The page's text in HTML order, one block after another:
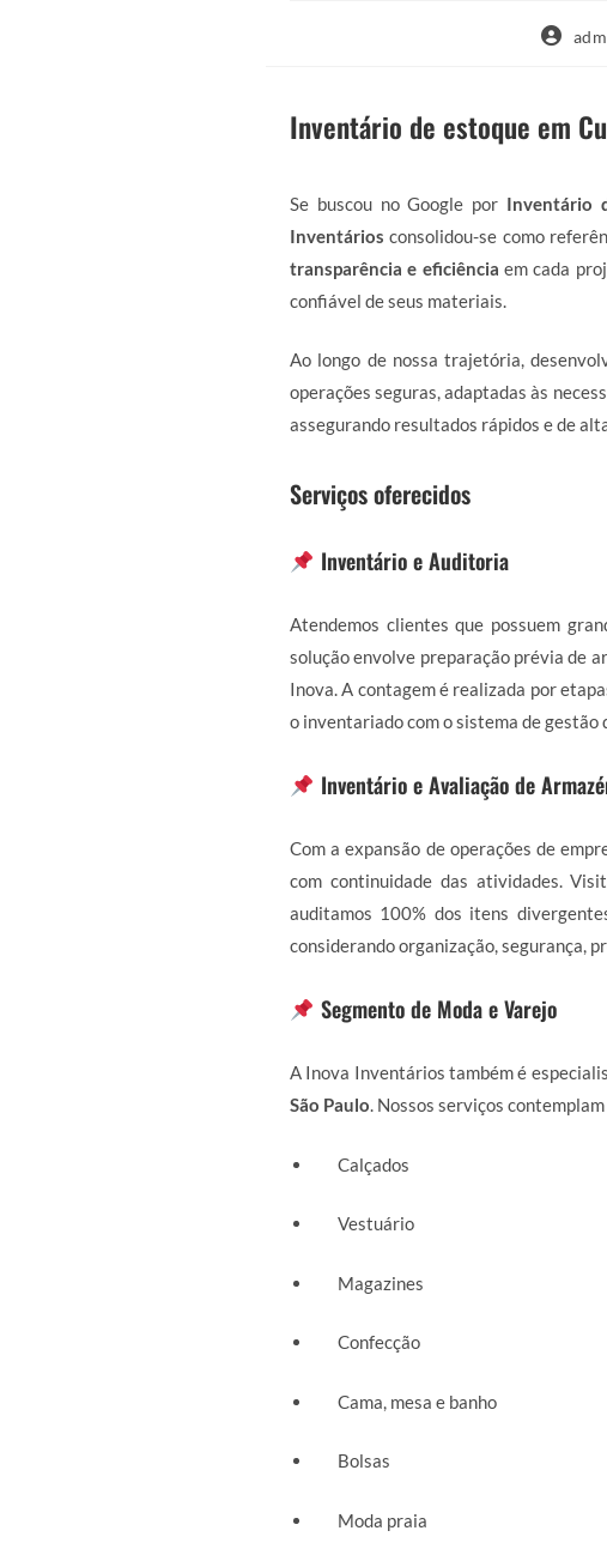
Autor
Inventário de estoque em
Se buscou no Google por Inventário
Inventários consolidou-se como
transparência e eficiência em cada
confiável de seus materiais.
Ao longo de nossa trajetória,
operações seguras, adaptadas às
assegurando resultados rápidos e de
Serviços oferecidos
Inventário e Auditoria
Atendemos clientes que possuem
solução envolve preparação prévia de
Inova. A contagem é realizada por
o inventariado com o sistema de
Inventário e Avaliação de
Com a expansão de operações de
com continuidade das atividades.
auditamos 100% dos itens
considerando organização, segurança,
Segmento de Moda e Varejo
A Inova Inventários também é
São Paulo. Nossos serviços
Calçados
Vestuário
Magazines
Confecção
Cama, mesa e banho
Bolsas
Moda praia